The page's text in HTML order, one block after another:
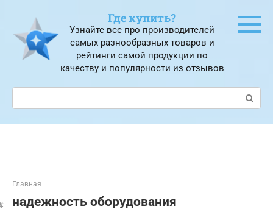
контенту
Где купить?
Узнайте все про производителей
самых разнообразных товаров и
рейтинги самой продукции по
качеству и популярности из отзывов
Поиск:
Главная
надежность оборудования